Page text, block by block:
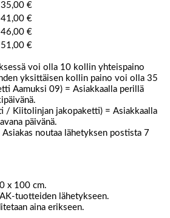
35,00 €
41,00 €
46,00 €
51,00 €
voi olla 10 kollin yhteispaino
yksittäisen kollin paino voi olla 35
Aamuksi 09) = Asiakkaalla perillä
/ Kiitolinjan jakopaketti) = Asiakkaalla
päivänä.
noutaa lähetyksen postista 7
x 100 cm.
tuotteiden lähetykseen.
aina erikseen.